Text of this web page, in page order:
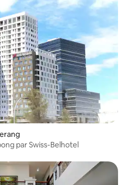
par Swiss-Belhotel